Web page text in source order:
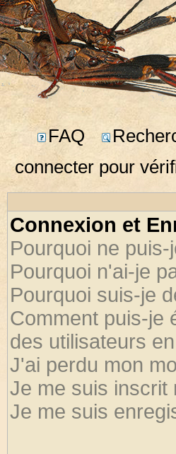
FAQ
connecter pour
Connexion et
Pourquoi ne
Pourquoi n'ai-je
Pourquoi suis-je
Comment puis-je
des utilisateurs
J'ai perdu mon
Je me suis inscrit
Je me suis